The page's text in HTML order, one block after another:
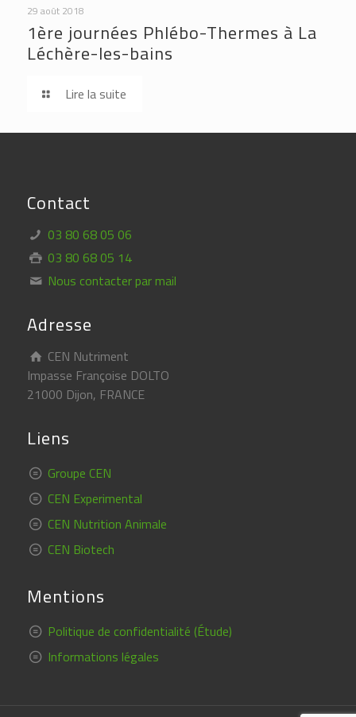
29 août 2018
1ère journées Phlébo-Thermes à La
Léchère-les-bains
Lire la suite
Contact
03 80 68 05 06
03 80 68 05 14
Nous contacter par mail
Adresse
CEN Nutriment
Impasse Françoise DOLTO
21000 Dijon, FRANCE
Liens
Groupe CEN
CEN Experimental
CEN Nutrition Animale
CEN Biotech
Mentions
Politique de confidentialité (Étude)
Informations légales